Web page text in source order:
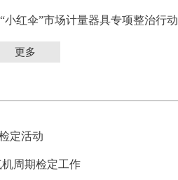
红伞”市场计量器具专项整治行动
更多
定活动
周期检定工作